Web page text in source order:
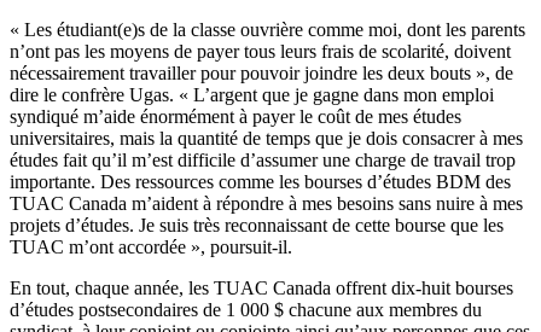
« Les étudiant(e)s de la classe ouvrière comme moi, dont les parents
n’ont pas les moyens de payer tous leurs frais de scolarité, doivent
nécessairement travailler pour pouvoir joindre les deux bouts », de
dire le confrère Ugas. « L’argent que je gagne dans mon emploi
syndiqué m’aide énormément à payer le coût de mes études
universitaires, mais la quantité de temps que je dois consacrer à mes
études fait qu’il m’est difficile d’assumer une charge de travail trop
importante. Des ressources comme les bourses d’études BDM des
TUAC Canada m’aident à répondre à mes besoins sans nuire à mes
projets d’études. Je suis très reconnaissant de cette bourse que les
TUAC m’ont accordée », poursuit-il.
En tout, chaque année, les TUAC Canada offrent dix-huit bourses
d’études postsecondaires de 1 000 $ chacune aux membres du